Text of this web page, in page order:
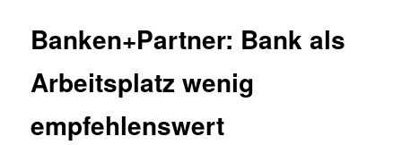
Banken+Partner: Bank als
Arbeitsplatz wenig
empfehlenswert